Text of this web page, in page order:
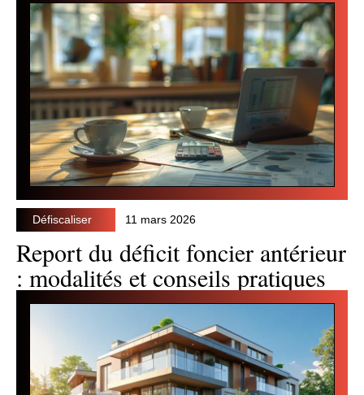
Défiscaliser 11 mars 2026
Report du déficit foncier antérieur
: modalités et conseils pratiques